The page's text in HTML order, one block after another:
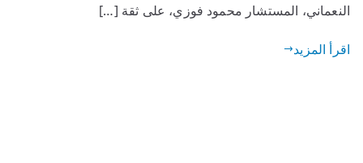
النعماني، المستشار محمود فوزي، على ثقة […]
اقرأ المزيد